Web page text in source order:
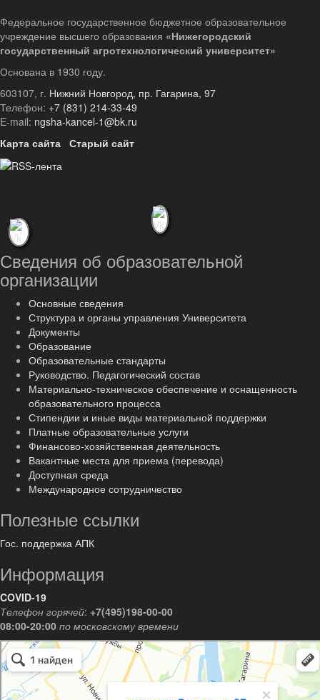
Федеральное государственное бюджетное образовательное
учреждение высшего образования «Нижегородский
государственный агротехнологический университет»
Основана в 1930 году.
603107, г. Нижний Новгород, пр. Гагарина, 97
Телефон: +7 (831) 214-33-49
E-mail: ngsha-kancel-1@bk.ru
Карта сайта Старый сайт
Сведения об образовательной
организации
Основные сведения
Структура и органы управления Университета
Документы
Образование
Образовательные стандарты
Руководство. Педагогический состав
Материально-техническое обеспечение и оснащенность
образовательного процесса
Стипендии и иные виды материальной поддержки
Платные образовательные услуги
Финансово-хозяйственная деятельность
Вакантные места для приема (перевода)
Доступная среда
Международное сотрудничество
Полезные ссылки
Гос. поддержка АПК
Информация
COVID-19
Телефон горячей: +7(495)198-00-00
08:00-20:00 по московскому времени